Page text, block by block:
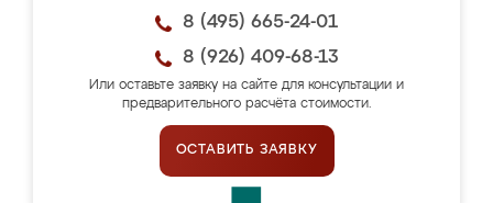
8 (495) 665-24-01
8 (926) 409-68-13
Или оставьте заявку на сайте для консультации и
предварительного расчёта стоимости.
ОСТАВИТЬ ЗАЯВКУ